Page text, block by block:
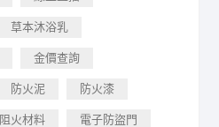
草本沐浴乳
金價查詢
防火泥 防火漆
阻火材料 電子防盜門